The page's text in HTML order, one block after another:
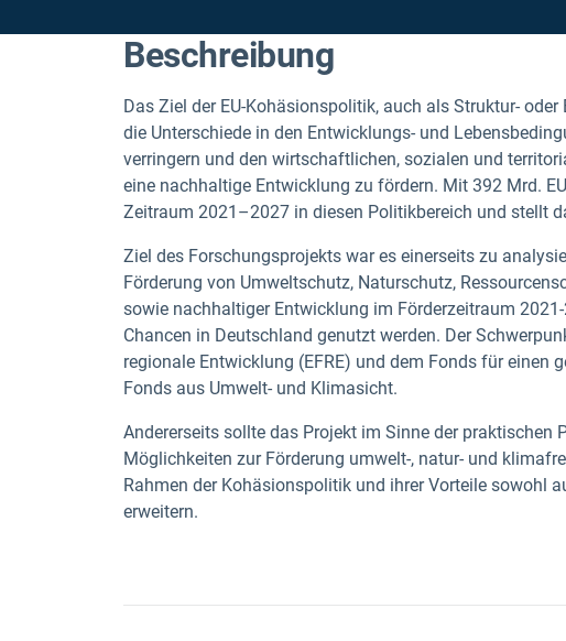
Beschreibung
Das Ziel der EU-Kohäsionspolitik, auch als Struktur-
die Unterschiede in den Entwicklungs- und
verringern und den wirtschaftlichen, sozialen und
eine nachhaltige Entwicklung zu fördern. Mit 392 Mrd.
Zeitraum 2021–2027 in diesen Politikbereich und stellt
Ziel des Forschungsprojekts war es einerseits zu
Förderung von Umweltschutz, Naturschutz,
sowie nachhaltiger Entwicklung im Förderzeitraum
Chancen in Deutschland genutzt werden. Der
regionale Entwicklung (EFRE) und dem Fonds für einen
Fonds aus Umwelt- und Klimasicht.
Andererseits sollte das Projekt im Sinne der praktischen
Möglichkeiten zur Förderung umwelt-, natur- und
Rahmen der Kohäsionspolitik und ihrer Vorteile sowohl
erweitern.